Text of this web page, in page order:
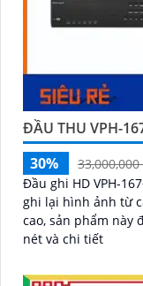
ĐẦU THU VPH-
30%
Đầu ghi HD VPH-
ghi lại hình ảnh từ các
cao, sản phẩm này
nét và chi tiết